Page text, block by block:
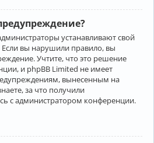
устанавливают свой
Если вы нарушили правило, вы
Учтите, что это решение
и phpBB Limited не имеет
вынесенным на
за что получили
с администратором конференции.